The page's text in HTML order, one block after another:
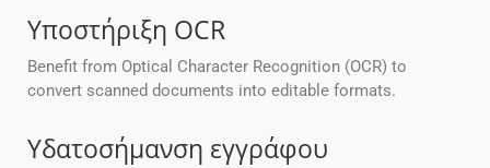
Υποστήριξη OCR
Benefit from Optical Character Recognition (OCR) to
convert scanned documents into editable formats.
Υδατοσήμανση εγγράφου